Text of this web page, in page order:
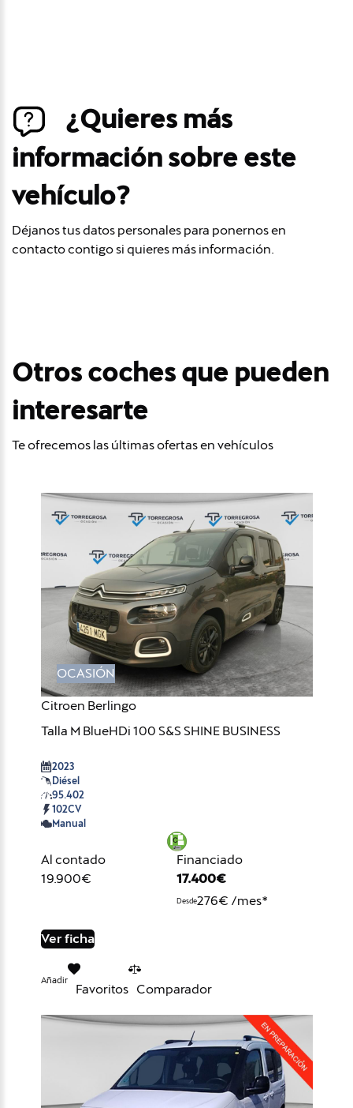
¿Quieres más
información sobre este
vehículo?
Déjanos tus datos personales para ponernos en
contacto contigo si quieres más información.
Otros coches que pueden
interesarte
Te ofrecemos las últimas ofertas en vehículos
OCASIÓN
Citroen Berlingo
Talla M BlueHDi 100 S&S SHINE BUSINESS
2023
Diésel
95.402
102CV
Manual
Al contado
19.900€
Financiado
17.400€
Desde276€ /mes*
Ver ficha
Añadir
Favoritos Comparador